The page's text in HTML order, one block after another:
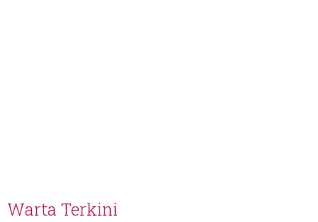
Warta Terkini